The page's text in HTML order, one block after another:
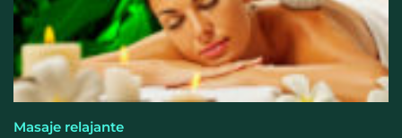
Masaje relajante